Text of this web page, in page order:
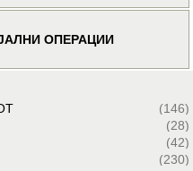
ОПЕРАЦИИ
(146)
(28)
(42)
(230)